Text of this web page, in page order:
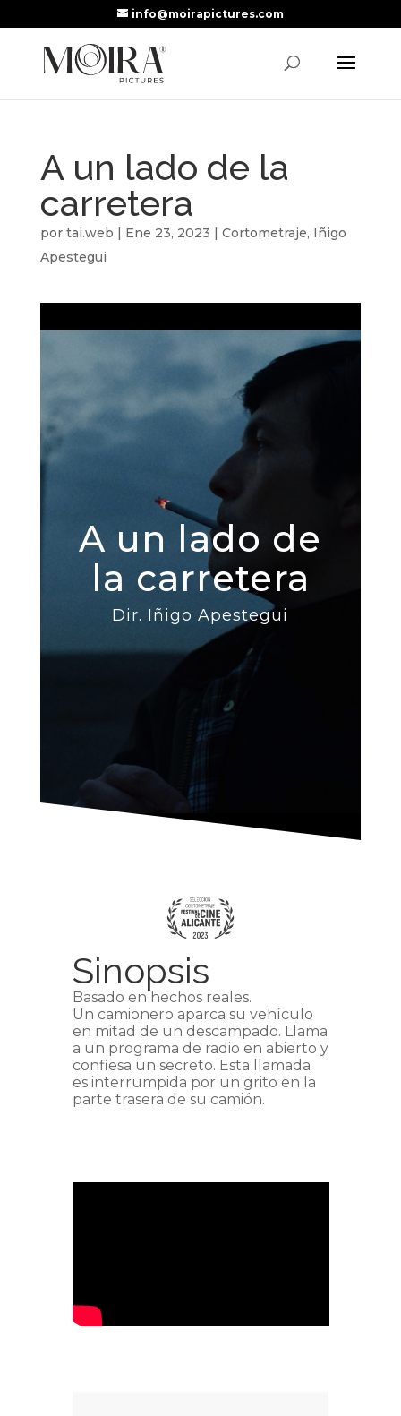
info@moirapictures.com
A un lado de la
carretera
por tai.web | Ene 23, 2023 | Cortometraje, Iñigo
Apestegui
A un lado de
la carretera
Dir. Iñigo Apestegui
Sinopsis
Basado en hechos reales.
Un camionero aparca su vehículo
en mitad de un descampado. Llama
a un programa de radio en abierto y
confiesa un secreto. Esta llamada
es interrumpida por un grito en la
parte trasera de su camión.